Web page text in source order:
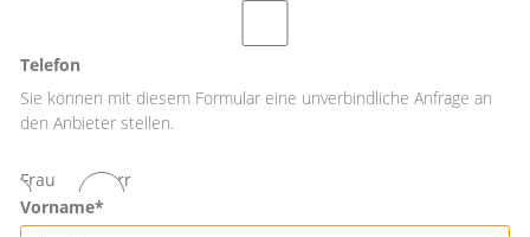
Telefon
Sie können mit diesem Formular eine unverbindliche Anfrage an
den Anbieter stellen.
Frau
Herr
Vorname*